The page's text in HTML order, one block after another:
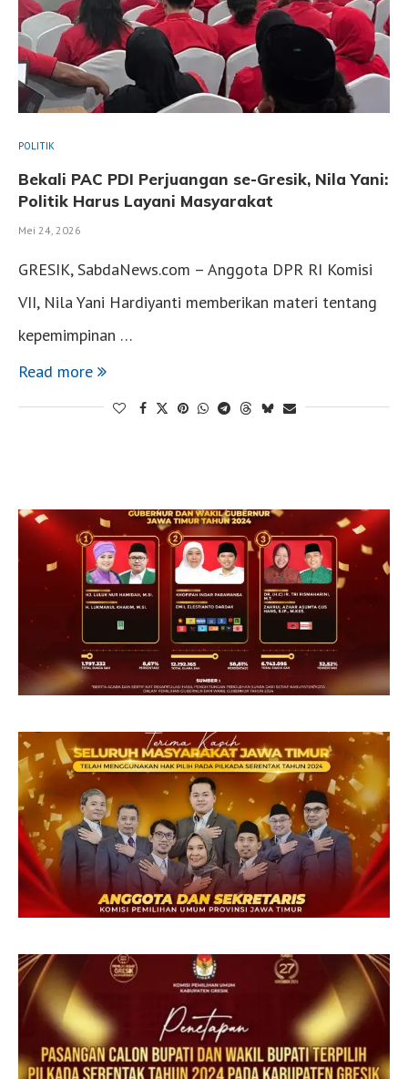
POLITIK
Bekali PAC PDI Perjuangan se-Gresik, Nila Yani:
Politik Harus Layani Masyarakat
Mei 24, 2026
GRESIK, SabdaNews.com – Anggota DPR RI Komisi
VII, Nila Yani Hardiyanti memberikan materi tentang
kepemimpinan …
Read more